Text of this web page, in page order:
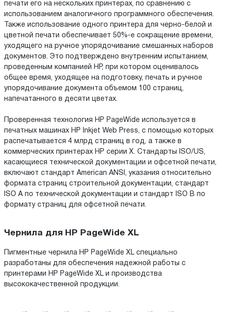
печати его на нескольких принтерах, по сравнению с
использованием аналогичного программного обеспечения.
Также использование одного принтера для черно-белой и
цветной печати обеспечивает 50%-е сокращение времени,
уходящего на ручное упорядочивание смешанных наборов
документов. Это подтверждено внутренним испытанием,
проведенным компанией HP, при котором оценивалось
общее время, уходящее на подготовку, печать и ручное
упорядочивание документа объемом 100 страниц,
напечатанного в десяти цветах.
Проверенная технология HP PageWide используется в
печатных машинах HP Inkjet Web Press, с помощью которых
распечатывается 4 млрд страниц в год, а также в
коммерческих принтерах HP серии X. Стандарты ISO/US,
касающиеся технической документации и офсетной печати,
включают стандарт American ANSI, указания относительно
формата страниц строительной документации, стандарт
ISO A по технической документации и стандарт ISO B по
формату страниц для офсетной печати.
Чернила для HP PageWide XL
Пигментные чернила HP PageWide XL специально
разработаны для обеспечения надежной работы с
принтерами HP PageWide XL и производства
высококачественной продукции.